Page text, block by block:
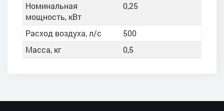
Номинальная
мощность, кВт
0,25
Расход воздуха, л/с
500
Масса, кг
0,5